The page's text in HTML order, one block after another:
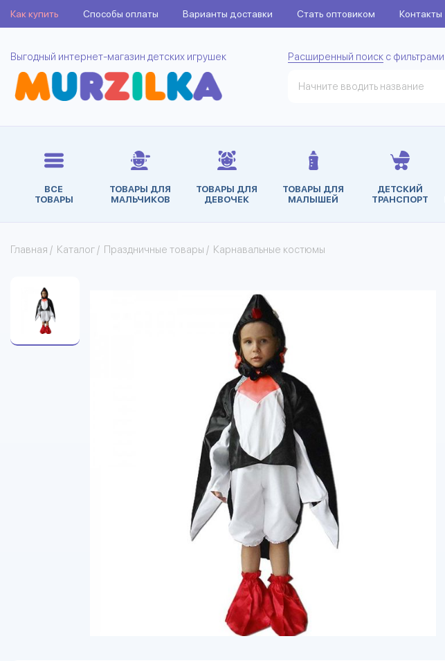
Как купить Способы оплаты Варианты доставки Стать оптовиком Контакты
Выгодный интернет-магазин детских игрушек Расширенный поиск с фильтрами
ВСЕ
ТОВАРЫ
ТОВАРЫ ДЛЯ
МАЛЬЧИКОВ
ТОВАРЫ ДЛЯ
ДЕВОЧЕК
ТОВАРЫ ДЛЯ
МАЛЫШЕЙ
ДЕТСКИЙ
ТРАНСПОРТ
Главная / Каталог / Праздничные товары / Карнавальные костюмы